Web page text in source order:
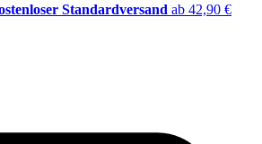
Standardversand ab 42,90 €